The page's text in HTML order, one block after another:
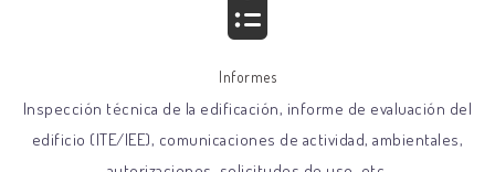
Informes
Inspección técnica de la edificación, informe de evaluación del
edificio (ITE/IEE), comunicaciones de actividad, ambientales,